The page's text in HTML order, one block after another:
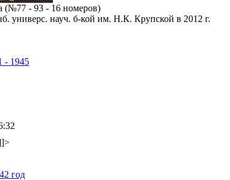
(№77 - 93 - 16 номеров)
универс. науч. б-кой им. Н.К. Крупской в 2012 г.
- 1945
год